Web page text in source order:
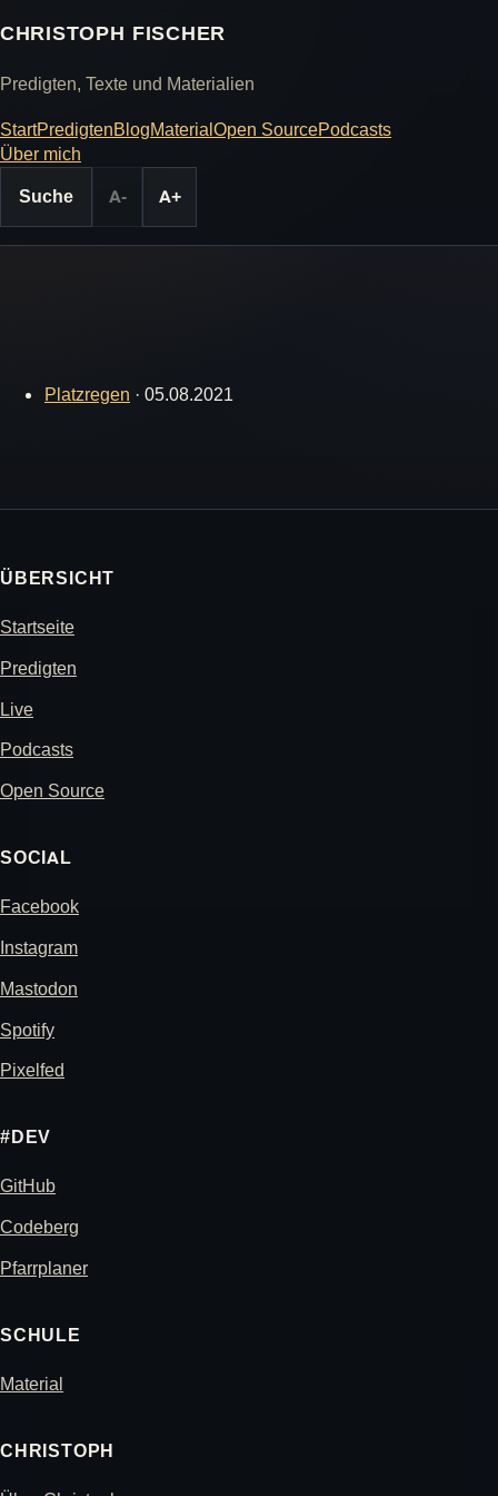
CHRISTOPH FISCHER
Predigten, Texte und Materialien
StartPredigtenBlogMaterialOpen SourcePodcasts
Über mich
Suche
A- A+
Platzregen · 05.08.2021
ÜBERSICHT
Startseite
Predigten
Live
Podcasts
Open Source
SOCIAL
Facebook
Instagram
Mastodon
Spotify
Pixelfed
#DEV
GitHub
Codeberg
Pfarrplaner
SCHULE
Material
CHRISTOPH